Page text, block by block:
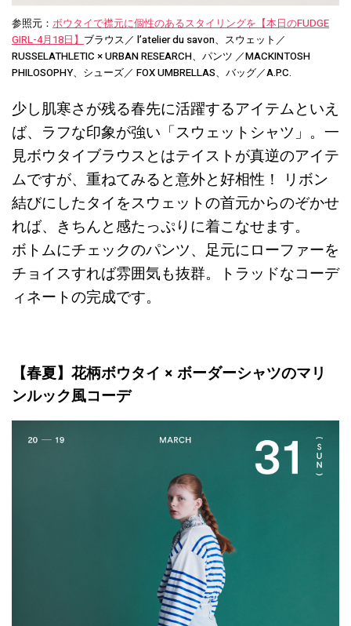
参照元： ボウタイで襟元に個性のあるスタイリングを【本日のFUDGE
GIRL-4月18日】ブラウス／ l’atelier du savon、スウェット／
RUSSELATHLETIC × URBAN RESEARCH、パンツ ／MACKINTOSH
PHILOSOPHY、シューズ／ FOX UMBRELLAS、バッグ／A.P.C.
少し肌寒さが残る春先に活躍するアイテムといえ
ば、ラフな印象が強い「スウェットシャツ」。一
見ボウタイブラウスとはテイストが真逆のアイテ
ムですが、重ねてみると意外と好相性！ リボン
結びにしたタイをスウェットの首元からのぞかせ
れば、きちんと感たっぷりに着こなせます。
ボトムにチェックのパンツ、足元にローファーを
チョイスすれば雰囲気も抜群。トラッドなコーデ
ィネートの完成です。
【春夏】花柄ボウタイ × ボーダーシャツのマリ
ンルック風コーデ